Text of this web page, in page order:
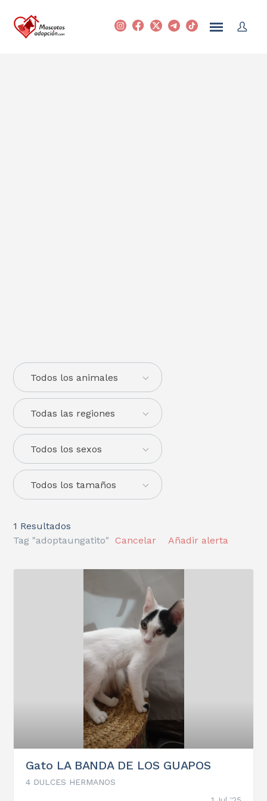
Todas las regiones
Todos los animales
Todos los sexos
Todos los tamaños
1 Resultados
Tag "adoptaungatito"
Cancelar Añadir alerta
Gato LA BANDA DE LOS GUAPOS
4 DULCES HERMANOS